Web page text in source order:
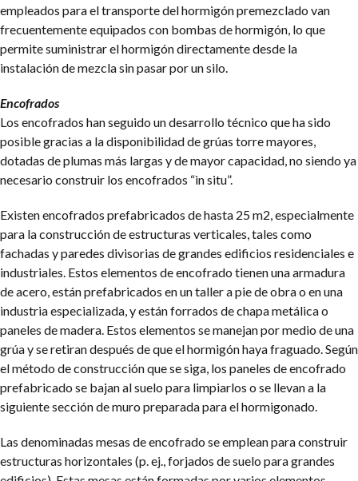
empleados para el transporte del hormigón premezclado van
frecuentemente equipados con bombas de hormigón, lo que
permite suministrar el hormigón directamente desde la
instalación de mezcla sin pasar por un silo.
Encofrados
Los encofrados han seguido un desarrollo técnico que ha sido
posible gracias a la disponibilidad de grúas torre mayores,
dotadas de plumas más largas y de mayor capacidad, no siendo ya
necesario construir los encofrados “in situ”.
Existen encofrados prefabricados de hasta 25 m2, especialmente
para la construcción de estructuras verticales, tales como
fachadas y paredes divisorias de grandes edificios residenciales e
industriales. Estos elementos de encofrado tienen una armadura
de acero, están prefabricados en un taller a pie de obra o en una
industria especializada, y están forrados de chapa metálica o
paneles de madera. Estos elementos se manejan por medio de una
grúa y se retiran después de que el hormigón haya fraguado. Según
el método de construcción que se siga, los paneles de encofrado
prefabricado se bajan al suelo para limpiarlos o se llevan a la
siguiente sección de muro preparada para el hormigonado.
Las denominadas mesas de encofrado se emplean para construir
estructuras horizontales (p. ej., forjados de suelo para grandes